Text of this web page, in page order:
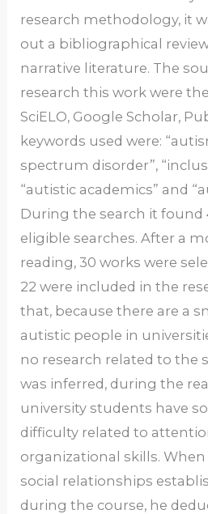
research methodology, it
out a bibliographical
narrative literature. The
research this work were
SciELO, Google Scholar,
keywords used were:
spectrum disorder”,
“autistic academics” and
During the search it found
eligible searches. After a
reading, 30 works were
22 were included in the
that, because there are a
autistic people in
no research related to the
was inferred, during the
university students have
difficulty related to
organizational skills.
social relationships
during the course, he